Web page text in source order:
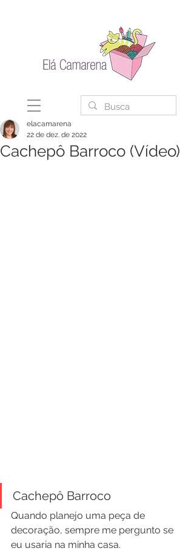
Cachepô Barroco (Vídeo)
elacamarena
22 de dez. de 2022
Cachepô Barroco
Quando planejo uma peça de
decoração, sempre me pergunto se
eu usaria na minha casa.